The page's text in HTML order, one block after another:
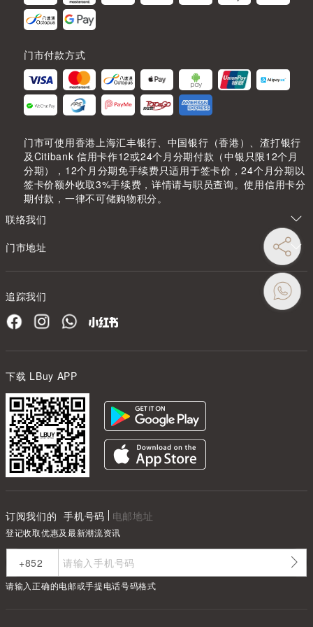
门市付款方式
门市可使用香港上海汇丰银行、中国银行（香港）、渣打银行
及Citibank 信用卡作12或24个月分期付款（中银只限12个月
分期），12个月分期免手续费只适用于签卡价，24个月分期以
签卡价额外收取3%手续费，详情请与职员查询。使用信用卡分
期付款，一律不可储购物积分。
联络我们
门市地址
追踪我们
下载 LBuy APP
订阅我们的 手机号码 电邮地址
登记收取优惠及最新潮流资讯
请输入正确的电邮或手提电话号码格式